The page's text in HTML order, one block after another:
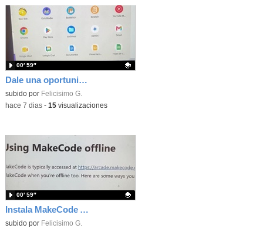
Dale una oportunidad a los Chromebooks y utiliza un proyector para realizar talleres si no tienes pantallas táctiles
Contenido educativo.
subido por Felicisimo G.
00′ 59″
-hace 7 dias- 15visualizaciones
Instala MakeCode Arcade para trabajar offline en tu tablet, ordenador, Chromebook
Contenido educativo.
subido por Felicisimo G.
00′ 59″